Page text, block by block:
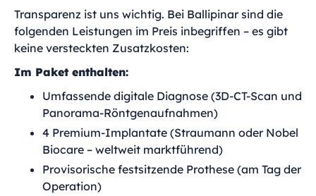
Transparenz ist uns wichtig. Bei Ballipinar sind die
folgenden Leistungen im Preis inbegriffen – es gibt
keine versteckten Zusatzkosten:
Im Paket enthalten:
Umfassende digitale Diagnose (3D-CT-Scan und
Panorama-Röntgenaufnahmen)
4 Premium-Implantate (Straumann oder Nobel
Biocare – weltweit marktführend)
Provisorische festsitzende Prothese (am Tag der
Operation)